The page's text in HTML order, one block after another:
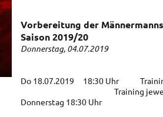
Vorbereitung der
Saison 2019/20
Donnerstag, 04.07.2019
Do 18.07.2019 18:30 Uhr
Training jeweils
Donnerstag 18:30 Uhr